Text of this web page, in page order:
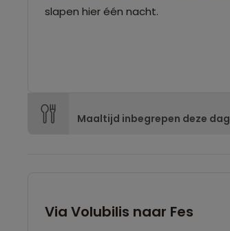
slapen hier één nacht.
Maaltijd inbegrepen deze dag
Via Volubilis naar Fes